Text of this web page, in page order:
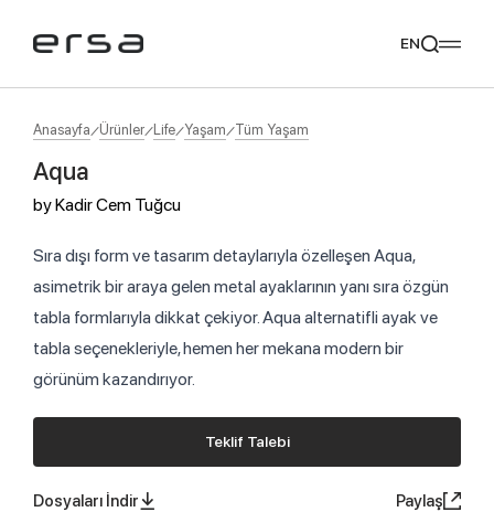
Popular searches
Tavsiye Ediyoruz
EN
Anasayfa Ürünler Life Yaşam Tüm Yaşam
Aqua
byKadir Cem Tuğcu
Sıra dışı form ve tasarım detaylarıyla özelleşen Aqua,
asimetrik bir araya gelen metal ayaklarının yanı sıra özgün
tabla formlarıyla dikkat çekiyor. Aqua alternatifli ayak ve
tabla seçenekleriyle, hemen her mekana modern bir
görünüm kazandırıyor.
Teklif Talebi
Dosyaları İndir Paylaş